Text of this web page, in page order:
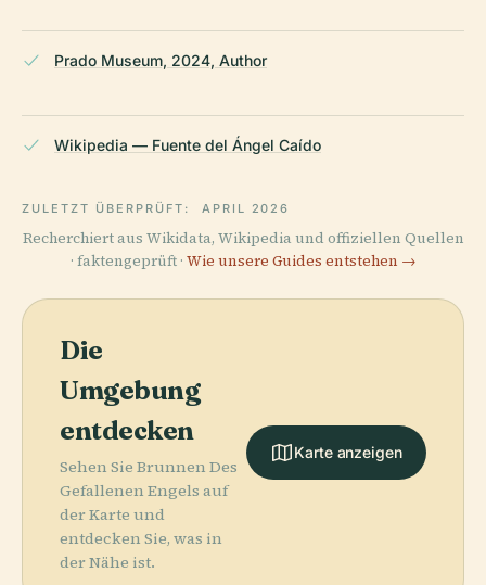
Prado Museum, 2024, Author
Wikipedia — Fuente del Ángel Caído
ZULETZT ÜBERPRÜFT: APRIL 2026
Recherchiert aus Wikidata, Wikipedia und offiziellen Quellen
· faktengeprüft · Wie unsere Guides entstehen →
Die
Umgebung
entdecken
Sehen Sie Brunnen Des
Gefallenen Engels auf
der Karte und
entdecken Sie, was in
der Nähe ist.
Karte anzeigen